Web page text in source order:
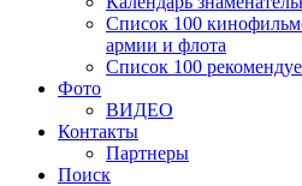
Список 100
армии и флота
Список 100
Фото
ВИДЕО
Контакты
Партнеры
Поиск